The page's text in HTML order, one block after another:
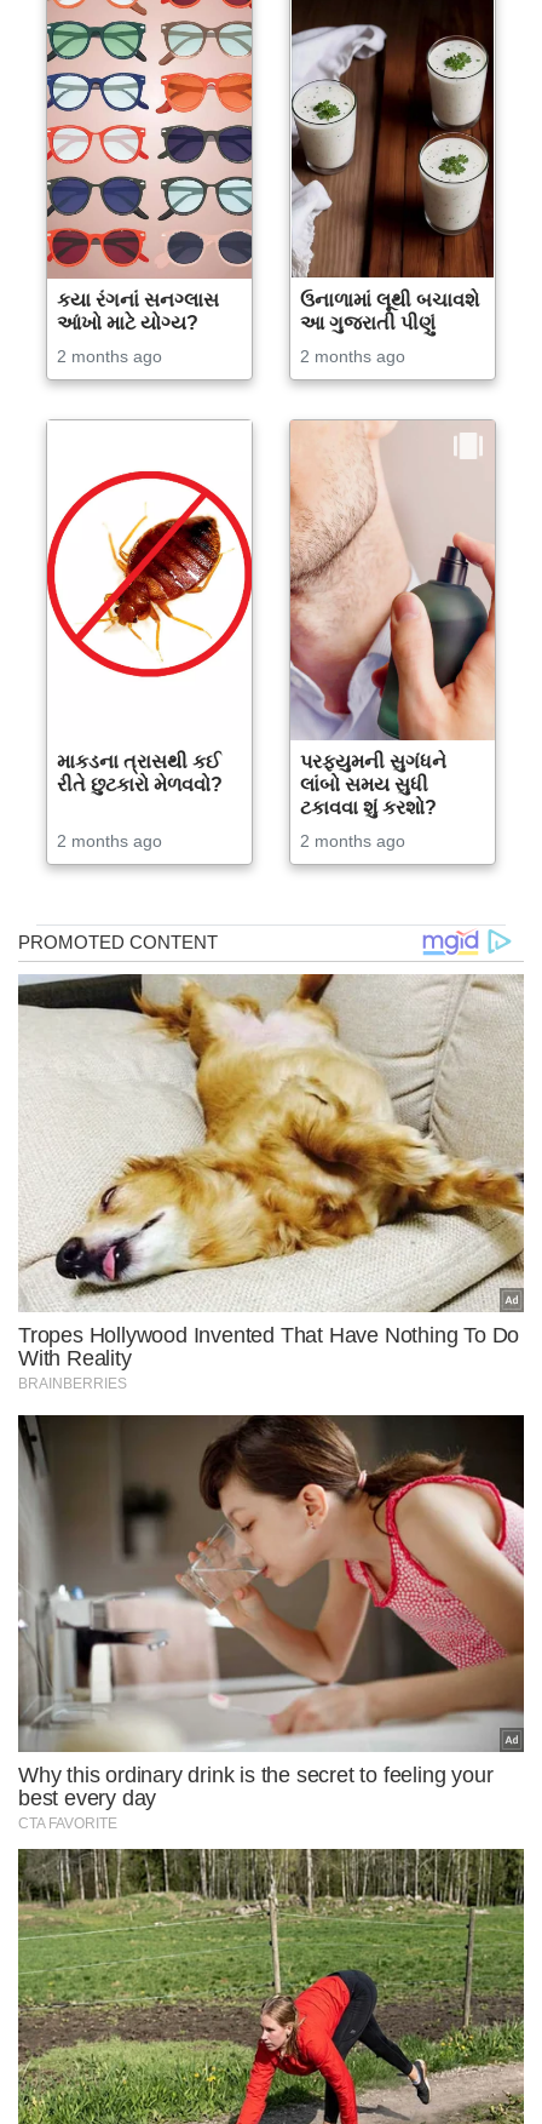
કયા રંગનાં સનગ્લાસ
આંખો માટે યોગ્ય?
2 months ago
ઉનાળામાં લૂથી બચાવશે
આ ગુજરાતી પીણું
2 months ago
માકડના ત્રાસથી કઈ
રીતે છુટકારો મેળવવો?
2 months ago
પરફ્યુમની સુગંધને
લાંબો સમય સુધી
ટકાવવા શું કરશો?
2 months ago